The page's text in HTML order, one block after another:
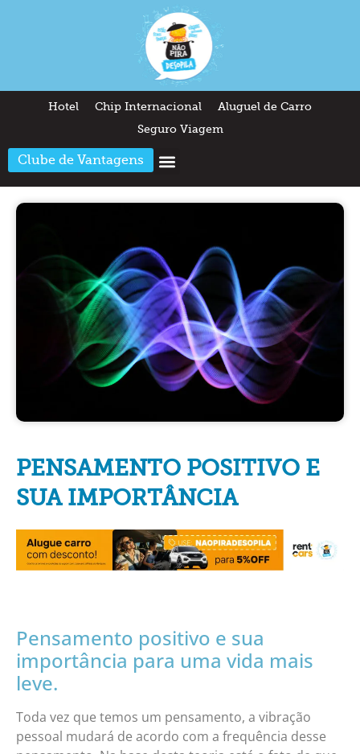
Hotel Chip Internacional
Aluguel de Carro
Seguro Viagem
Clube de Vantagens
PENSAMENTO POSITIVO E
SUA IMPORTÂNCIA
Pensamento positivo e sua
importância para uma vida mais
leve.
Toda vez que temos um pensamento, a vibração
pessoal mudará de acordo com a frequência desse